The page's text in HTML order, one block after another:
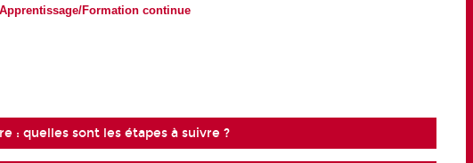
Formation continue
: quelles sont les étapes à suivre ?